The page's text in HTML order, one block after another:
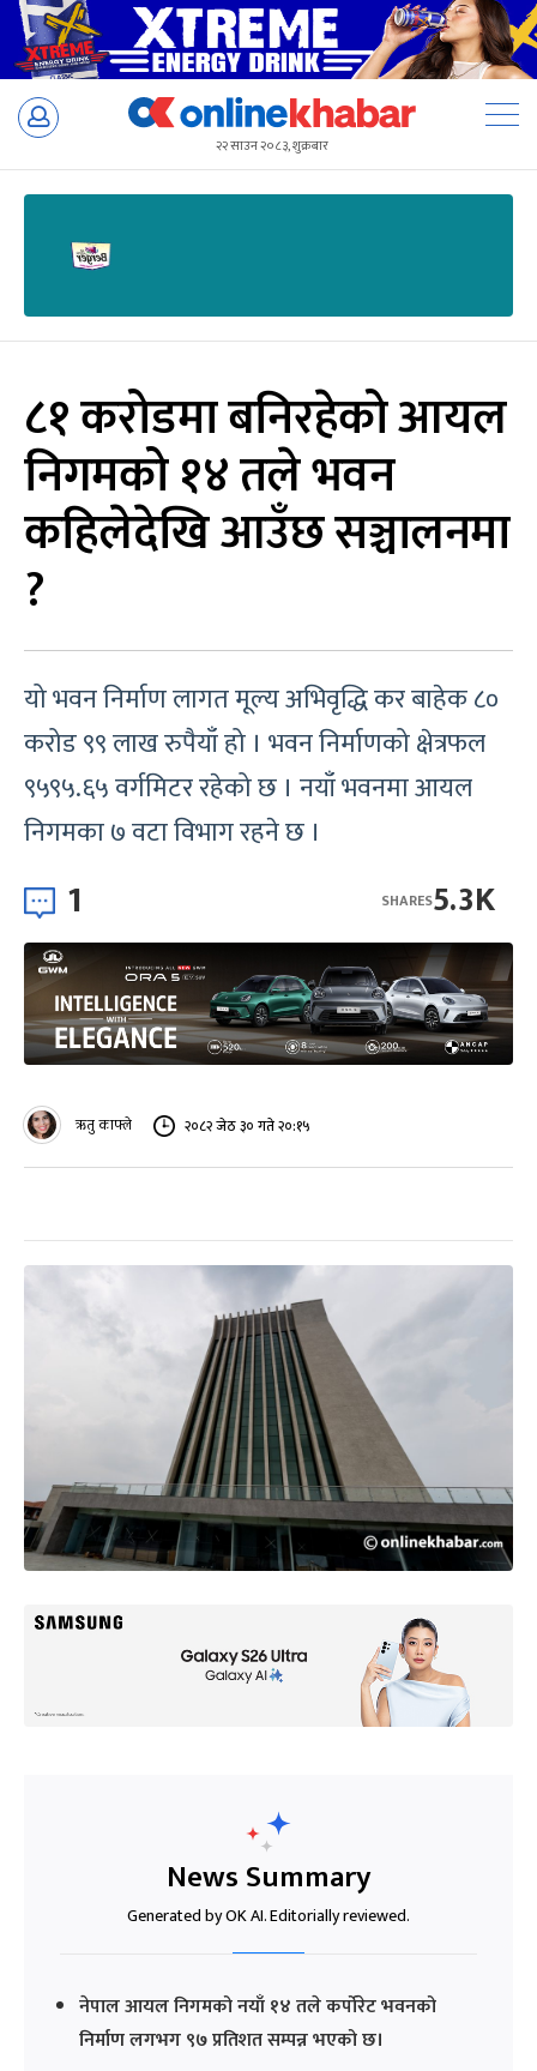
Skip
२२ साउन २०८३, शुक्रबार
८१ करोडमा बनिरहेको आयल
निगमको १४ तले भवन
कहिलेदेखि आउँछ सञ्चालनमा
?
यो भवन निर्माण लागत मूल्य अभिवृद्धि कर बाहेक ८०
करोड ९९ लाख रुपैयाँ हो । भवन निर्माणको क्षेत्रफल
९५९५.६५ वर्गमिटर रहेको छ । नयाँ भवनमा आयल
निगमका ७ वटा विभाग रहने छ ।
1 5.3K
SHARES
ऋतु काफ्ले २०८२ जेठ ३० गते २०:१५
News Summary
Generated by OK AI. Editorially reviewed.
नेपाल आयल निगमको नयाँ १४ तले कर्पोरेट भवनको
निर्माण लगभग ९७ प्रतिशत सम्पन्न भएको छ।